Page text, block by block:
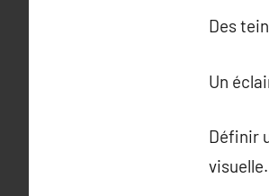
Des
Un
Définir
visuelle.